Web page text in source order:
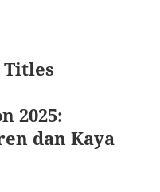
Titles
2025:
dan Kaya